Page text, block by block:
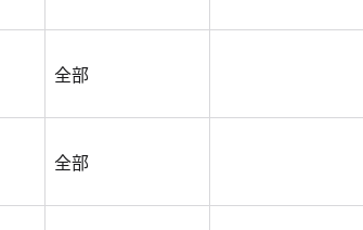
全部
全部